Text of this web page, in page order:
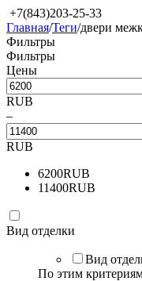
+7(843)203-25-33
Главная/Теги/двери
Фильтры
Фильтры
Цены
RUB
–
RUB
6200RUB
11400RUB
Вид отделки
Вид
По этим